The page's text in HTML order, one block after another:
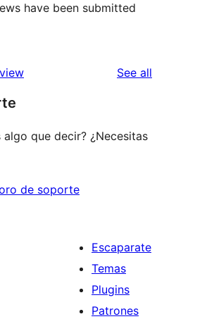
have been submitted
See all
algo que decir? ¿Necesitas
de soporte
Escaparate
Temas
Plugins
Patrones